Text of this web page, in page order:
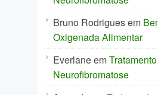
Bruno Rodriguesem
Oxigenada Alimentar
Everlaneem
Neurofibromatose